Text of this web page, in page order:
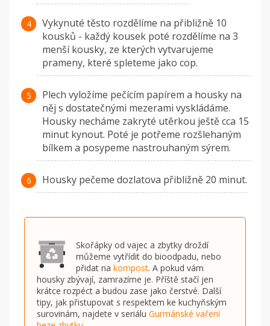
Vykynuté těsto rozdělíme na přibližně 10
kousků - každý kousek poté rozdělíme na 3
menší kousky, ze kterých vytvarujeme
prameny, které spleteme jako cop.
Plech vyložíme pečícím papírem a housky na
něj s dostatečnými mezerami vyskládáme.
Housky necháme zakryté utěrkou ještě cca 15
minut kynout. Poté je potřeme rozšlehaným
bílkem a posypeme nastrouhaným sýrem.
Housky pečeme dozlatova přibližně 20 minut.
Skořápky od vajec a zbytky droždí
můžeme vytřídit do bioodpadu, nebo
přidat na kompost. A pokud vám
housky zbývají, zamrazíme je. Příště stačí jen
krátce rozpéct a budou zase jako čerstvé. Další
tipy, jak přistupovat s respektem ke kuchyňským
surovinám, najdete v seriálu Gurmánské vaření